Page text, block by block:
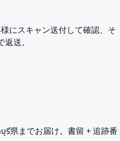
にスキャン送付して確認、そ
送。
รี県までお届け。書留 + 追跡番